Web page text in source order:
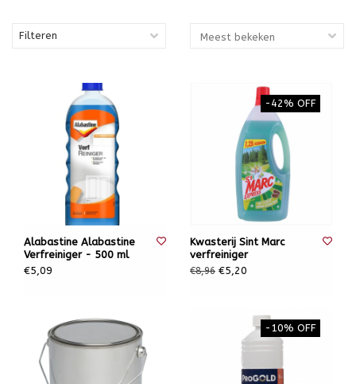
Filteren
Alabastine Alabastine
Verfreiniger - 500 ml
€5,09
-42% OFF
Kwasterij Sint Marc
verfreiniger
€8,96 €5,20
-10% OFF